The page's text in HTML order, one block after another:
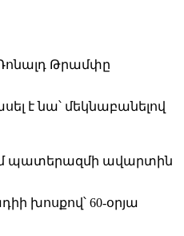
Թրամփը
է նա՝ մեկնաբանելով
պատերազմի ավարտին
խոսքով՝ 60-օրյա